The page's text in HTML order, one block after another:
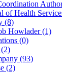
of Health
(8)
Howlader (1)
(0)
(93)
(2)